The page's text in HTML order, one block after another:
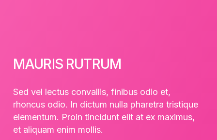
MAURIS RUTRUM
Sed vel lectus convallis, finibus odio et,
rhoncus odio. In dictum nulla pharetra tristique
elementum. Proin tincidunt elit at ex maximus,
et aliquam enim mollis.